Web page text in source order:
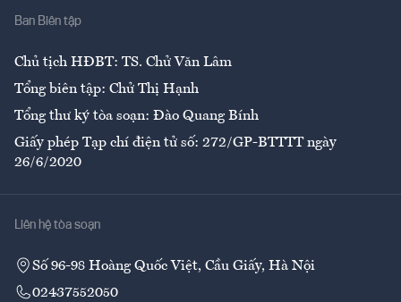
Ban Biên tập
Chủ tịch HĐBT: TS. Chử Văn Lâm
Tổng biên tập: Chử Thị Hạnh
Tổng thư ký tòa soạn: Đào Quang Bính
Giấy phép Tạp chí điện tử số: 272/GP-BTTTT ngày
26/6/2020
Liên hệ tòa soạn
Số 96-98 Hoàng Quốc Việt, Cầu Giấy, Hà Nội
02437552050